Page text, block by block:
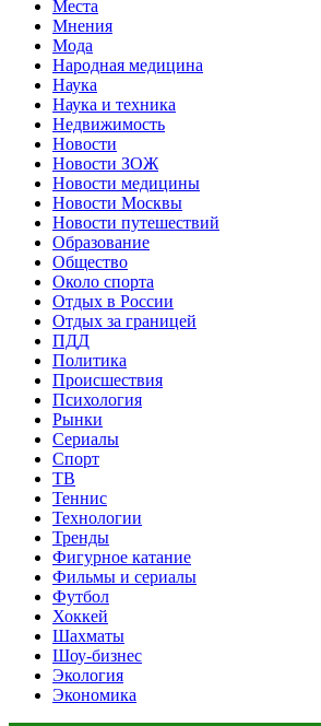
Места
Мнения
Мода
Народная медицина
Наука
Наука и техника
Недвижимость
Новости
Новости ЗОЖ
Новости медицины
Новости Москвы
Новости путешествий
Образование
Общество
Около спорта
Отдых в России
Отдых за границей
ПДД
Политика
Происшествия
Психология
Рынки
Сериалы
Спорт
ТВ
Теннис
Технологии
Тренды
Фигурное катание
Фильмы и сериалы
Футбол
Хоккей
Шахматы
Шоу-бизнес
Экология
Экономика